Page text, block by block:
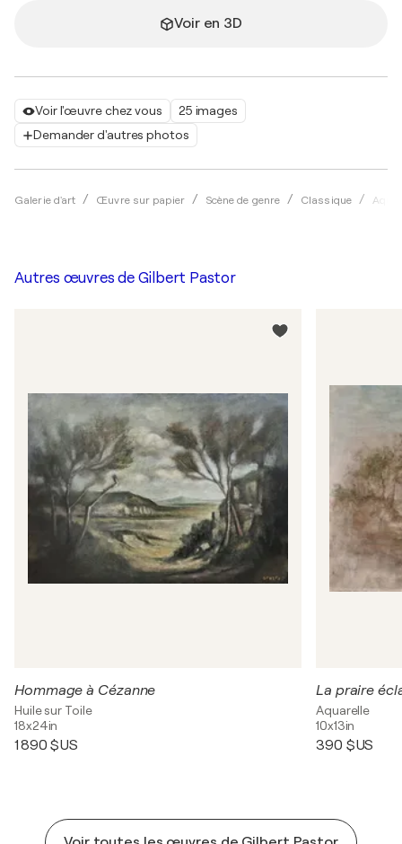
Voir l'œuvre chez vous
25 images
Demander d'autres photos
Galerie d'art Œuvre sur papier Scène de genre Classique
Voir en 3D
Autres œuvres de Gilbert Pastor
Hommage à Cézanne
Huile sur Toile
18x24in
1 890 $US
Aquarelle
10x13in
390 $US